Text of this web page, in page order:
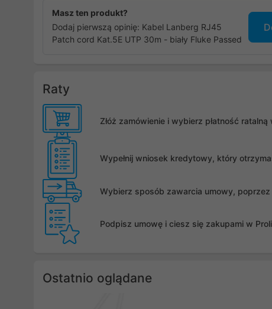
Masz ten produkt?
Dodaj pierwszą opinię: Kabel Lanberg RJ45
Patch cord Kat.5E UTP 30m - biały Fluke Passed
Raty
Złóż zamówienie i wybierz płatność
Wypełnij wniosek kredytowy, który
Wybierz sposób zawarcia umowy, poprzez
Podpisz umowę i ciesz się zakupami w
Ostatnio oglądane